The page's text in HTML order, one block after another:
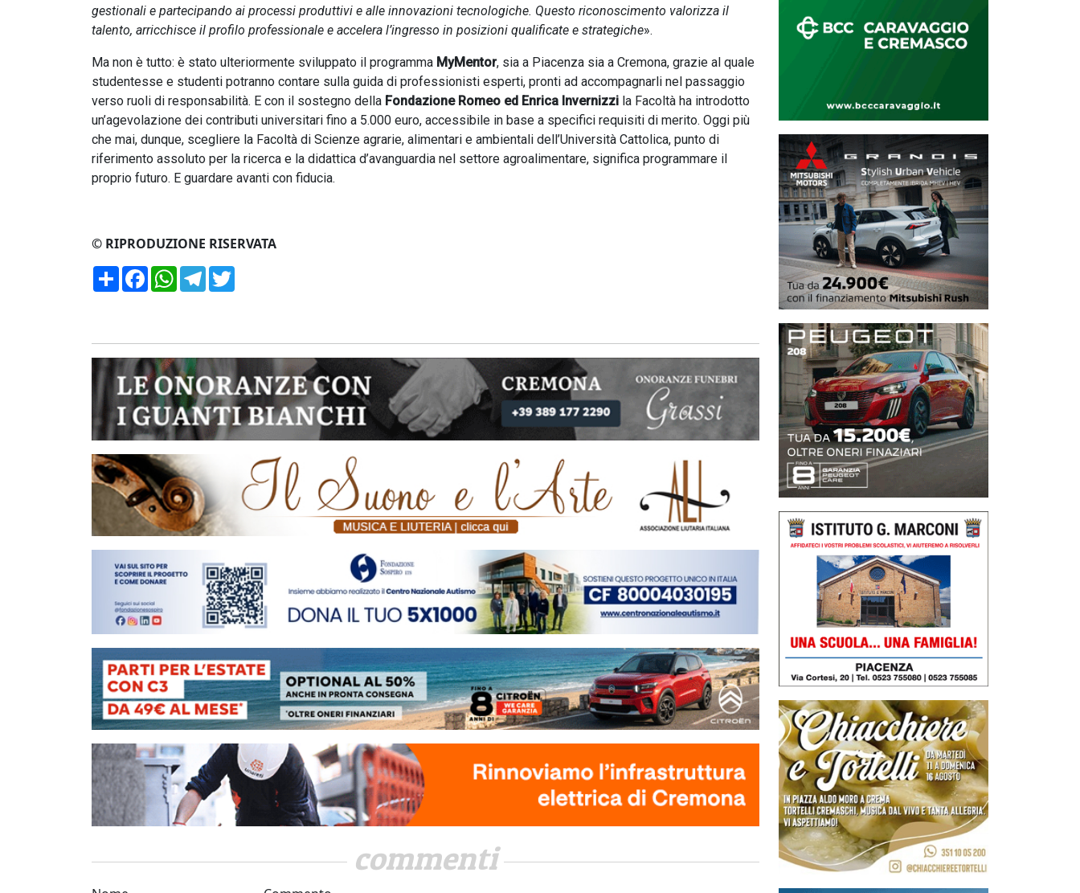
gestionali e partecipando ai processi produttivi e alle innovazioni tecnologiche. Questo riconoscimento valorizza il
talento, arricchisce il profilo professionale e accelera l’ingresso in posizioni qualificate e strategiche».
Ma non è tutto: è stato ulteriormente sviluppato il programma MyMentor, sia a Piacenza sia a Cremona, grazie al quale
studentesse e studenti potranno contare sulla guida di professionisti esperti, pronti ad accompagnarli nel passaggio
verso ruoli di responsabilità. E con il sostegno della Fondazione Romeo ed Enrica Invernizzi la Facoltà ha introdotto
un’agevolazione dei contributi universitari fino a 5.000 euro, accessibile in base a specifici requisiti di merito. Oggi più
che mai, dunque, scegliere la Facoltà di Scienze agrarie, alimentari e ambientali dell’Università Cattolica, punto di
riferimento assoluto per la ricerca e la didattica d’avanguardia nel settore agroalimentare, significa programmare il
proprio futuro. E guardare avanti con fiducia.
© RIPRODUZIONE RISERVATA
CondividiFacebookWhatsApp
Telegram
commenti